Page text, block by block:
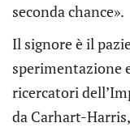
seconda chance».
Il signore è il
sperimentazione
ricercatori
da Carhart-